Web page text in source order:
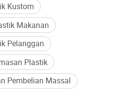
Kustom
Makanan
Pelanggan
Plastik
Pembelian Massal